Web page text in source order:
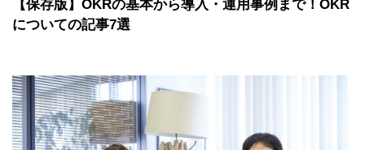
【保存版】OKRの基本から導入・運用事例まで！OKR
についての記事7選